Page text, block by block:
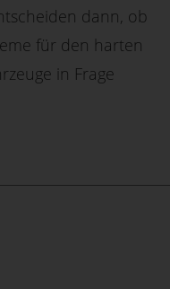
dann, ob
für den harten
in Frage